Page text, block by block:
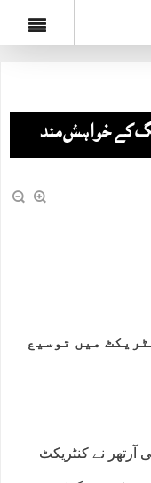
کے خواہش مند
میں توسیع
نے کنٹریکٹ